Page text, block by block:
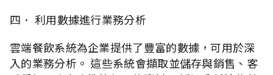
四． 利用數據進行業務分析
雲端餐飲系統為企業提供了豐富的數據，可用於深
入的業務分析。 這些系統會擷取並儲存與銷售、客